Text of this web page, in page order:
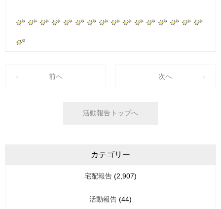
前へ 次へ
活動報告トップへ
カテゴリー
宅配報告 (2,907)
活動報告 (44)